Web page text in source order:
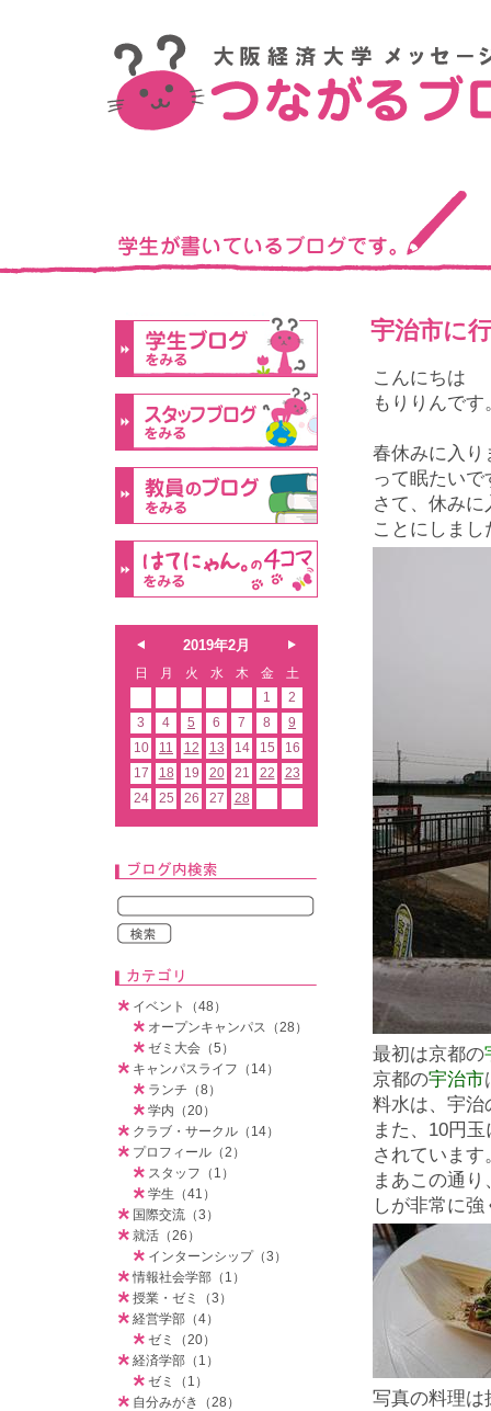
宇治市に
こんにちは
もりりんです
春休みに入り
って眠たいで
さて、休み
ことにしまし
最初は京都の
京都の宇治市
料水は、宇治
また、10円
されています
まあこの通
しが非常に
写真の料理は
2019年2月
日 月 火 水 木 金
土
1
2
3
4 5 6 7 8
9
10
11 12 13 14 15
16
17
18 19 20 21 22
23
24
25 26 27 28
イベント（48）
オープンキャンパス（28）
ゼミ大会（5）
キャンパスライフ（14）
ランチ（8）
学内（20）
クラブ・サークル（14）
プロフィール（2）
スタッフ（1）
学生（41）
国際交流（3）
就活（26）
インターンシップ（3）
情報社会学部（1）
授業・ゼミ（3）
経営学部（4）
ゼミ（20）
経済学部（1）
ゼミ（1）
自分みがき（28）